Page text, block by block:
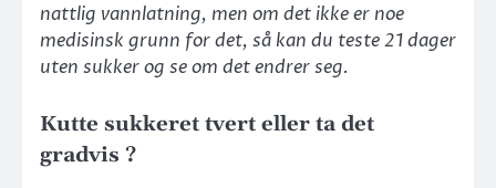
nattlig vannlatning, men om det ikke er noe
medisinsk grunn for det, så kan du teste 21 dager
uten sukker og se om det endrer seg.
Kutte sukkeret tvert eller ta det
gradvis ?